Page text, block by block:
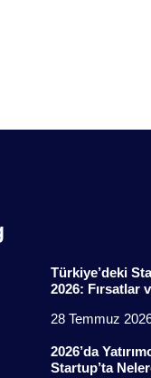
Türkiye’deki
2026: Fırsatlar
28 Temmuz
2026’da
Startup’ta